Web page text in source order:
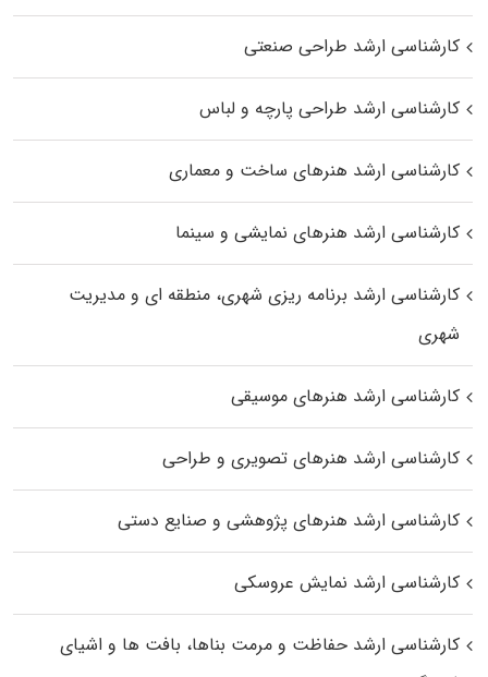
کارشناسی ارشد طراحی صنعتی
کارشناسی ارشد طراحی پارچه و لباس
کارشناسی ارشد هنرهای ساخت و معماری
کارشناسی ارشد هنرهای نمایشی و سینما
کارشناسی ارشد برنامه ریزی شهری، منطقه‌ ای و مدیریت
شهری
کارشناسی ارشد هنرهای موسیقی
کارشناسی ارشد هنرهای تصویری و طراحی
کارشناسی ارشد هنرهای پژوهشی و صنایع دستی
کارشناسی ارشد نمایش عروسکی
کارشناسی ارشد حفاظت و مرمت بناها، بافت‌ ها و اشیای